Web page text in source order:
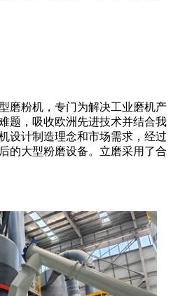
磨粉机，专门为解决工业磨机产
题，吸收欧洲先进技术并结合我
设计制造理念和市场需求，经过
的大型粉磨设备。立磨采用了合